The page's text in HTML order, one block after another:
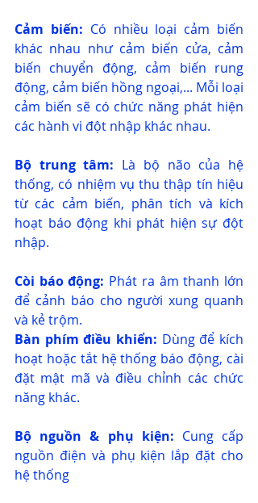
Cảm biến: Có nhiều loại cảm biến
khác nhau như cảm biến cửa, cảm
biến chuyển động, cảm biến rung
động, cảm biến hồng ngoại,... Mỗi loại
cảm biến sẽ có chức năng phát hiện
các hành vi đột nhập khác nhau.
Bộ trung tâm: Là bộ não của hệ
thống, có nhiệm vụ thu thập tín hiệu
từ các cảm biến, phân tích và kích
hoạt báo động khi phát hiện sự đột
nhập.
Còi báo động: Phát ra âm thanh lớn
để cảnh báo cho người xung quanh
và kẻ trộm.
Bàn phím điều khiển: Dùng để kích
hoạt hoặc tắt hệ thống báo động, cài
đặt mật mã và điều chỉnh các chức
năng khác.
Bộ nguồn & phụ kiện: Cung cấp
nguồn điện và phụ kiện lắp đặt cho
hệ thống